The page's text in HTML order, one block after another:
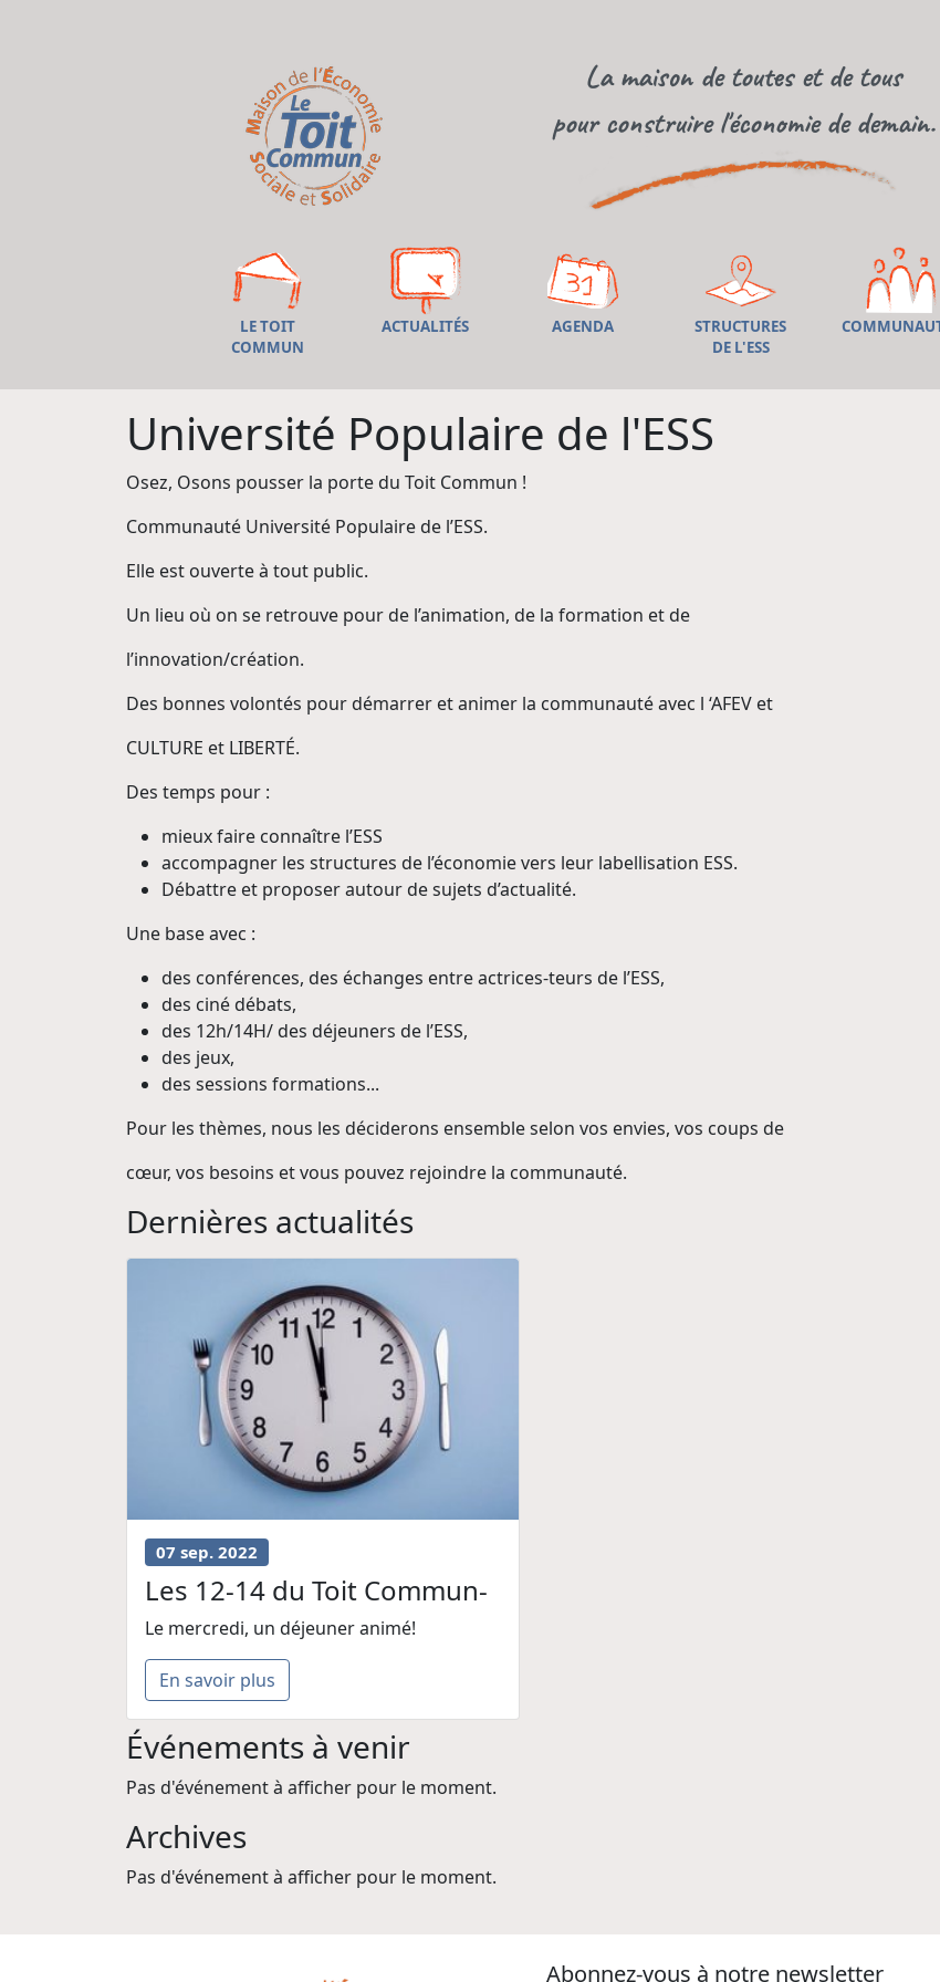
La maison de toutes et de tous
pour construire l'économie de demain.
LE TOIT
COMMUN
ACTUALITÉS AGENDA
STRUCTURES
DE L'ESS
Université Populaire de l'ESS
Osez, Osons pousser la porte du Toit Commun !
Communauté Université Populaire de l’ESS.
Elle est ouverte à tout public.
Un lieu où on se retrouve pour de l’animation, de la formation et de
l’innovation/création.
Des bonnes volontés pour démarrer et animer la communauté avec l ‘AFEV et
CULTURE et LIBERTÉ.
Des temps pour :
mieux faire connaître l’ESS
accompagner les structures de l’économie vers leur labellisation ESS.
Débattre et proposer autour de sujets d’actualité.
Une base avec :
des conférences, des échanges entre actrices-teurs de l’ESS,
des ciné débats,
des 12h/14H/ des déjeuners de l’ESS,
des jeux,
des sessions formations...
Pour les thèmes, nous les déciderons ensemble selon vos envies, vos coups de
cœur, vos besoins et vous pouvez rejoindre la communauté.
Dernières actualités
07 sep. 2022
Les 12-14 du Toit Commun-
Le mercredi, un déjeuner animé!
En savoir plus
Événements à venir
Pas d'événement à afficher pour le moment.
Archives
Pas d'événement à afficher pour le moment.
Abonnez-vous à notre newsletter